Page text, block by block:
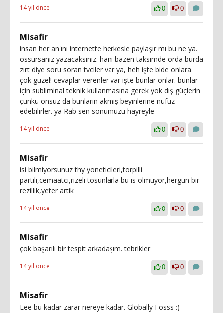
14 yıl önce 0 0
Misafir
insan her an'ını internette herkesle paylaşır mı bu ne ya.
ossursanız yazacaksınız. hani bazen taksimde orda burda
zırt diye soru soran tvciler var ya, heh işte bide onlara
çok güzel! cevaplar verenler var işte bunlar onlar. bunlar
için subliminal teknik kullanmasına gerek yok dış güçlerin
çünkü onsuz da bunların akmış beyinlerine nüfuz
edebilirler. ya Rab sen sonumuzu hayreyle
14 yıl önce 0 0
Misafir
isi bilmiyorsunuz thy yoneticileri,torpilli
partili,cemaatci,rizeli tosunlarla bu is olmuyor,hergun bir
rezillik,yeter artik
14 yıl önce 0 0
Misafir
çok başarılı bir tespit arkadaşım. tebrikler
14 yıl önce 0 0
Misafir
Eee bu kadar zarar nereye kadar. Globally Fosss :)